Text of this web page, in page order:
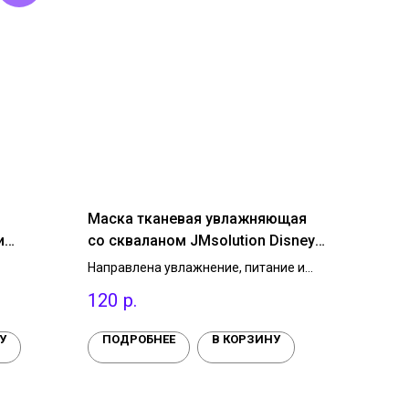
Eye
Маска тканевая увлажняющая
со скваланом JMsolution Disney
Collection Moisture Squalane
Направлена увлажнение, питание и
разглаживает текстуру, придаёт
аллантоин, аргинин,
120 р.
ПОДРОБНЕЕ В КОРЗИНУ